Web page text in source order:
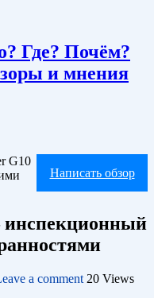
Где? Почём?
и мнения
Написать обзор
G10
a comment 20 Views